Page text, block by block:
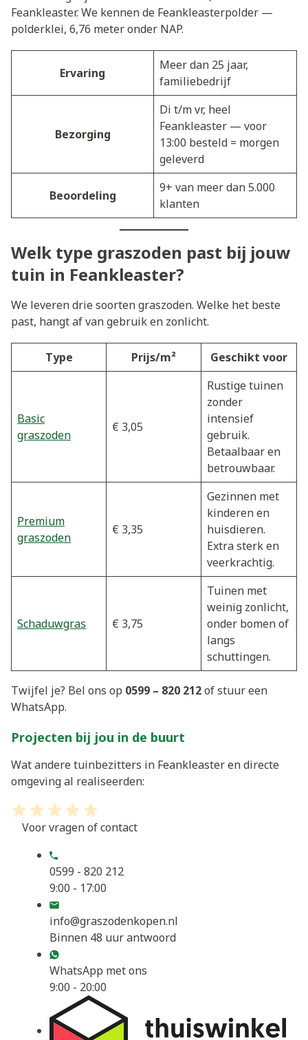
Feankleaster. We kennen de Feankleasterpolder —
polderklei, 6,76 meter onder NAP.
Ervaring
Meer dan 25 jaar,
familiebedrijf
Bezorging
Di t/m vr, heel
Feankleaster — voor
13:00 besteld = morgen
geleverd
Beoordeling
9+ van meer dan 5.000
klanten
Welk type graszoden past bij jouw
tuin in Feankleaster?
We leveren drie soorten graszoden. Welke het beste
past, hangt af van gebruik en zonlicht.
Type Prijs/m² Geschikt voor
Basic
graszoden
€ 3,05
Rustige tuinen
zonder
intensief
gebruik.
Betaalbaar en
betrouwbaar.
Premium
graszoden
€ 3,35
Gezinnen met
kinderen en
huisdieren.
Extra sterk en
veerkrachtig.
Schaduwgras € 3,75
Tuinen met
weinig zonlicht,
onder bomen of
langs
schuttingen.
Twijfel je? Bel ons op 0599 – 820 212of stuur een
WhatsApp.
Projecten bij jou in de buurt
Wat andere tuinbezitters in Feankleaster en directe
omgeving al realiseerden:
Voor vragen of contact
0599 - 820 212
9:00 - 17:00
info@graszodenkopen.nl
Binnen 48 uur antwoord
WhatsApp met ons
9:00 - 20:00